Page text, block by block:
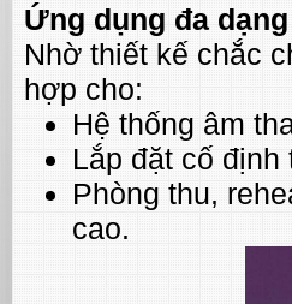
Ứng dụng đa dạng
Nhờ thiết kế chắc
hợp cho:
Hệ thống âm
Lắp đặt cố
Phòng thu,
cao.